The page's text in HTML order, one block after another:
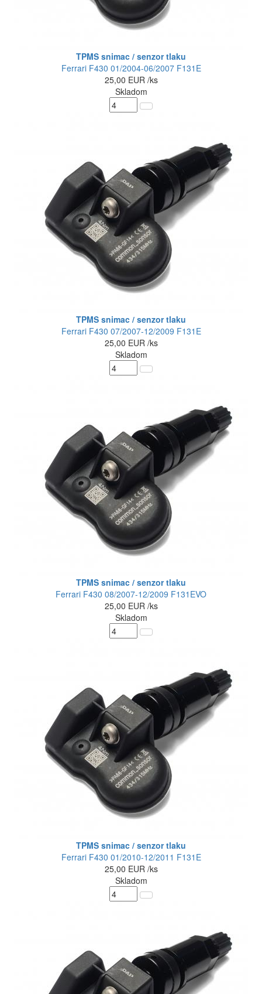
TPMS snimac / senzor tlaku
Ferrari F430 01/2004-06/2007 F131E
25,00 EUR /ks
Skladom
TPMS snimac / senzor tlaku
Ferrari F430 07/2007-12/2009 F131E
25,00 EUR /ks
Skladom
TPMS snimac / senzor tlaku
Ferrari F430 08/2007-12/2009 F131EVO
25,00 EUR /ks
Skladom
TPMS snimac / senzor tlaku
Ferrari F430 01/2010-12/2011 F131E
25,00 EUR /ks
Skladom